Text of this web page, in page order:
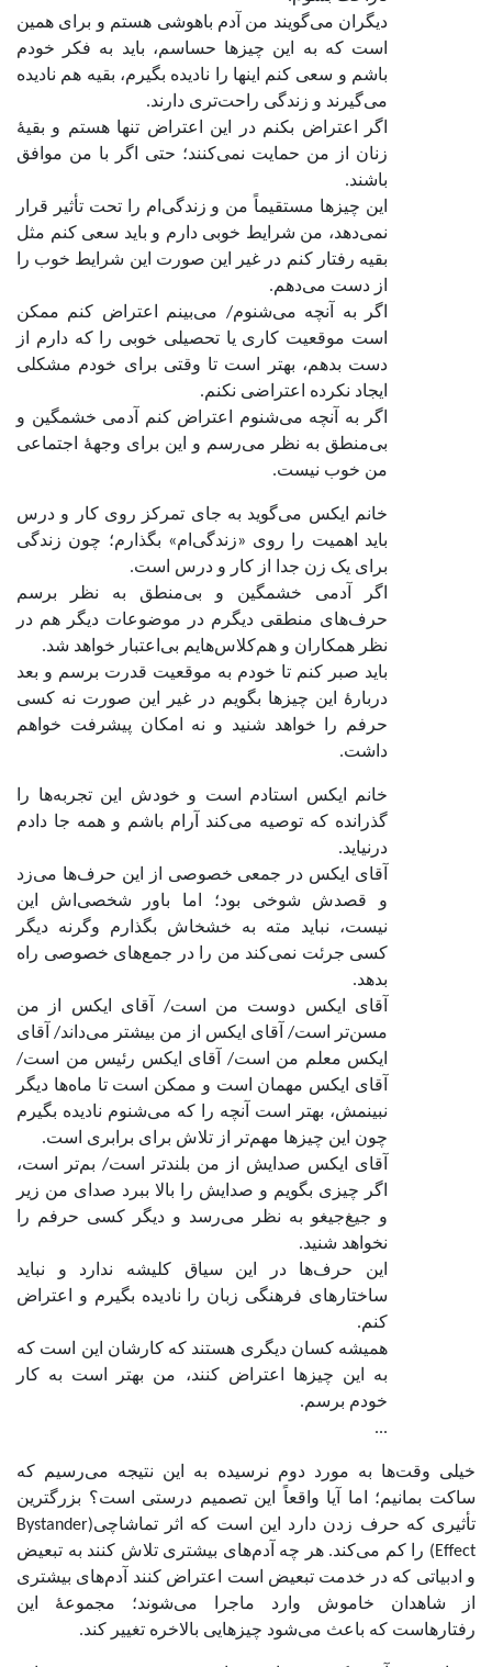
دیگران می‌گویند من آدم باهوشی هستم و برای همین
است که به این چیزها حساسم، باید به فکر خودم
باشم و سعی کنم اینها را نادیده بگیرم، بقیه هم نادیده
می‌گیرند و زندگی راحت‌تری دارند.
اگر اعتراض بکنم در این اعتراض تنها هستم و بقیۀ
زنان از من حمایت نمی‌کنند؛ حتی اگر با من موافق
باشند.
این چیزها مستقیماً من و زندگی‌ام را تحت تأثیر قرار
نمی‌دهد، من شرایط خوبی دارم و باید سعی کنم مثل
بقیه رفتار کنم در غیر این صورت این شرایط خوب را
از دست می‌دهم.
اگر به آنچه می‌شنوم/ می‌بینم اعتراض کنم ممکن
است موقعیت کاری یا تحصیلی خوبی را که دارم از
دست بدهم، بهتر است تا وقتی برای خودم مشکلی
ایجاد نکرده اعتراضی نکنم.
اگر به آنچه می‌شنوم اعتراض کنم آدمی خشمگین و
بی‌منطق به نظر می‌رسم و این برای وجهۀ اجتماعی
من خوب نیست.
خانم ایکس می‌گوید به جای تمرکز روی کار و درس
باید اهمیت را روی «زندگی‌ام» بگذارم؛ چون زندگی
برای یک زن جدا از کار و درس است.
اگر آدمی خشمگین و بی‌منطق به نظر برسم
حرف‌های منطقی دیگرم در موضوعات دیگر هم در
نظر همکاران و هم‌کلاس‌هایم بی‌اعتبار خواهد شد.
باید صبر کنم تا خودم به موقعیت قدرت برسم و بعد
دربارۀ این چیزها بگویم در غیر این صورت نه کسی
حرفم را خواهد شنید و نه امکان پیشرفت خواهم
داشت.
خانم ایکس استادم است و خودش این تجربه‌ها را
گذرانده که توصیه می‌کند آرام باشم و همه جا دادم
درنیاید.
آقای ایکس در جمعی خصوصی از این حرف‌ها می‌زد
و قصدش شوخی بود؛ اما باور شخصی‌اش این
نیست، نباید مته به خشخاش بگذارم وگرنه دیگر
کسی جرئت نمی‌کند من را در جمع‌های خصوصی راه
بدهد.
آقای ایکس دوست من است/ آقای ایکس از من
مسن‌تر است/ آقای ایکس از من بیشتر می‌داند/ آقای
ایکس معلم من است/ آقای ایکس رئیس من است/
آقای ایکس مهمان است و ممکن است تا ماه‌ها دیگر
نبینمش، بهتر است آنچه را که می‌شنوم نادیده بگیرم
چون این چیزها مهم‌تر از تلاش برای برابری است.
آقای ایکس صدایش از من بلندتر است/ بم‌تر است،
اگر چیزی بگویم و صدایش را بالا ببرد صدای من زیر
و جیغ‌جیغو به نظر می‌رسد و دیگر کسی حرفم را
نخواهد شنید.
این حرف‌ها در این سیاق کلیشه ندارد و نباید
ساختارهای فرهنگی زبان را نادیده بگیرم و اعتراض
کنم.
همیشه کسان دیگری هستند که کارشان این است که
به این چیزها اعتراض کنند، من بهتر است به کار
خودم برسم.
...
خیلی وقت‌ها به مورد دوم نرسیده به این نتیجه می‌رسیم که
ساکت بمانیم؛ اما آیا واقعاً این تصمیم درستی است؟ بزرگترین
تأثیری که حرف زدن دارد این است که اثر تماشاچی(Bystander
Effect) را کم می‌کند. هر چه آدم‌های بیشتری تلاش کنند به تبعیض
و ادبیاتی که در خدمت تبعیض است اعتراض کنند آدم‌های بیشتری
از شاهدان خاموش وارد ماجرا می‌شوند؛ مجموعۀ این
رفتارهاست که باعث می‌شود چیزهایی بالاخره تغییر کند.